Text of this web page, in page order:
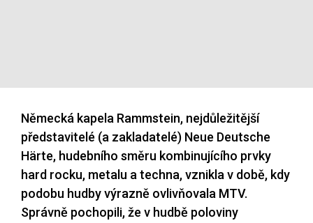
Německá kapela Rammstein, nejdůležitější
představitelé (a zakladatelé) Neue Deutsche
Härte, hudebního směru kombinujícího prvky
hard rocku, metalu a techna, vznikla v době, kdy
podobu hudby výrazně ovlivňovala MTV.
Správně pochopili, že v hudbě poloviny